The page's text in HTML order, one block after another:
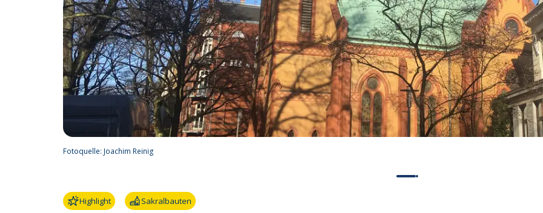
Fotoquelle: Joachim Reinig
Highlight Sakralbauten